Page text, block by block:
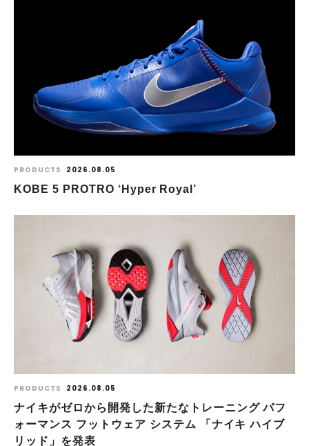
PRODUCTS 2026.08.05
KOBE 5 PROTRO ‘Hyper Royal’
PRODUCTS 2026.08.05
ナイキがゼロから開発した新たなトレーニング パフ
ォーマンス フットウェア システム 「ナイキ ハイブ
リッド」を発表